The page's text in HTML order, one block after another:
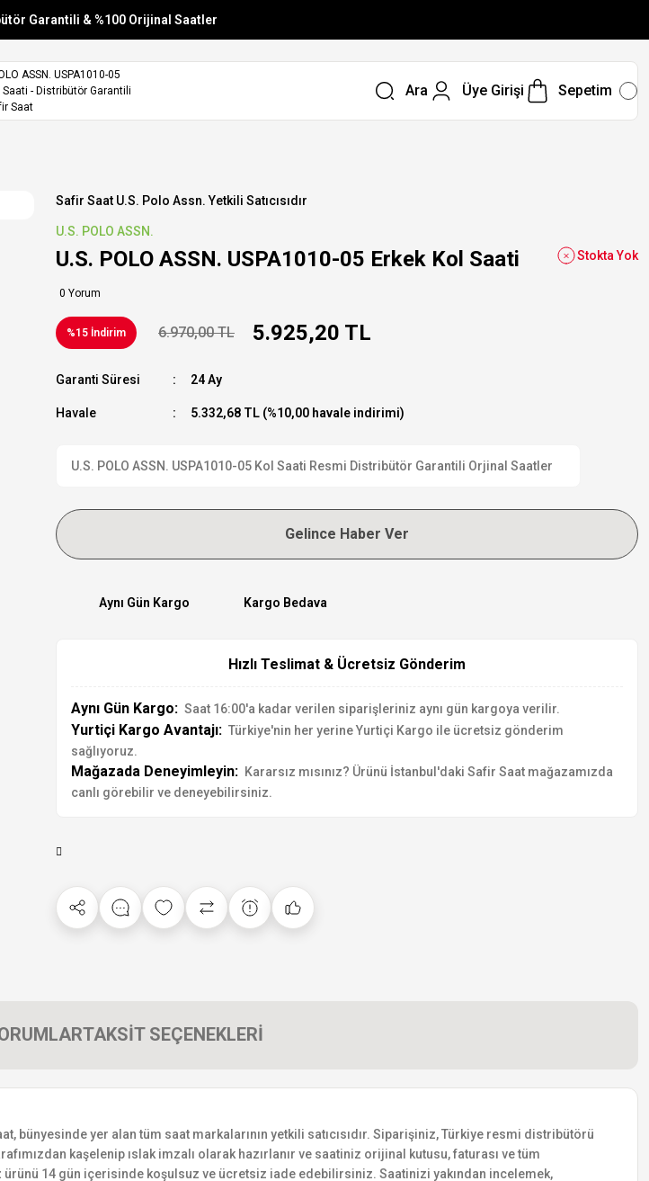
Garantili & %100 Orijinal Saatler
Farksız 6 Taksit
Stoktan Gönderim Ara Üye Girişi Sepetim
Safir Saat U.s. Polo Assn. Yetkili Satıcısıdır
U.S. POLO ASSN.
U.S. POLO ASSN. USPA1010-05 Erkek Kol Saati
0 Yorum
Stokta Yok
%15 İndirim 6.970,00 TL 5.925,20 TL
Garanti Süresi 24 Ay
Havale 5.332,68 TL (%10,00 havale indirimi)
U.S. POLO ASSN. USPA1010-05 Kol Saati Resmi Distribütör Garantili Orjinal Saatler
Gelince Haber Ver
Aynı Gün Kargo Kargo Bedava
Hızlı Teslimat & Ücretsiz Gönderim
Aynı Gün Kargo: Saat 16:00'a kadar verilen siparişleriniz aynı gün kargoya verilir.
Yurtiçi Kargo Avantajı: Türkiye'nin her yerine Yurtiçi Kargo ile ücretsiz gönderim
sağlıyoruz.
Mağazada Deneyimleyin: Kararsız mısınız? Ürünü İstanbul'daki Safir Saat mağazamızda
canlı görebilir ve deneyebilirsiniz.
TAKSİT SEÇENEKLERİ
bünyesinde yer alan tüm saat markalarının yetkili satıcısıdır. Siparişiniz, Türkiye resmi distribütörü
kaşelenip ıslak imzalı olarak hazırlanır ve saatiniz orijinal kutusu, faturası ve tüm
ürünü 14 gün içerisinde koşulsuz ve ücretsiz iade edebilirsiniz. Saatinizi yakından incelemek,